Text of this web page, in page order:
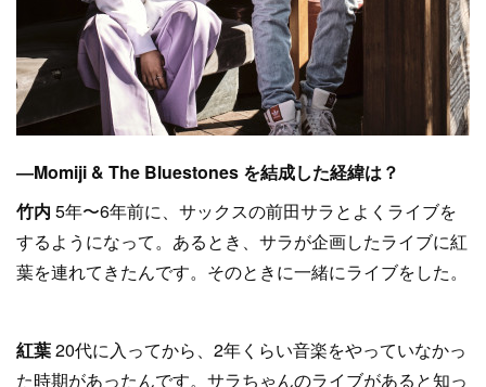
―Momiji & The Bluestones を結成した経緯は？
竹内 5年〜6年前に、サックスの前田サラとよくライブを
するようになって。あるとき、サラが企画したライブに紅
葉を連れてきたんです。そのときに一緒にライブをした。
紅葉20代に入ってから、2年くらい音楽をやっていなかっ
た時期があったんです。サラちゃんのライブがあると知っ